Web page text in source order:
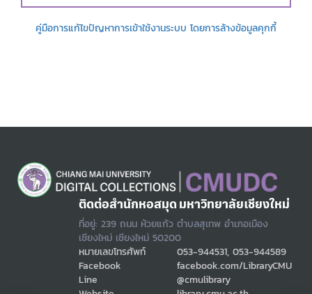
คู่มือการแก้ไขปัญหาการเข้าใช้งานระบบ โดยการล้างข้อมูลคุกกี้
ติดต่อสำนักหอสมุด มหาวิทยาลัยเชียงใหม่
ที่อยู่: 239 ถนน ห้วยแก้ว ตำบลสุเทพ อำเภอเมือง
เชียงใหม่ เชียงใหม่ 50200
หมายเลขโทรศัพท์ 053-944531, 053-944589
Facebook
facebook.com/LibraryCMU
Line
@cmulibrary